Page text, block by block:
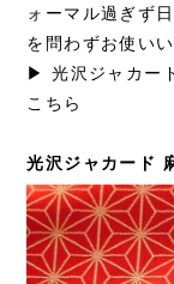
ォーマル過ぎず
を問わずお使い
▶ 光沢ジャカー
こちら
光沢ジャカード